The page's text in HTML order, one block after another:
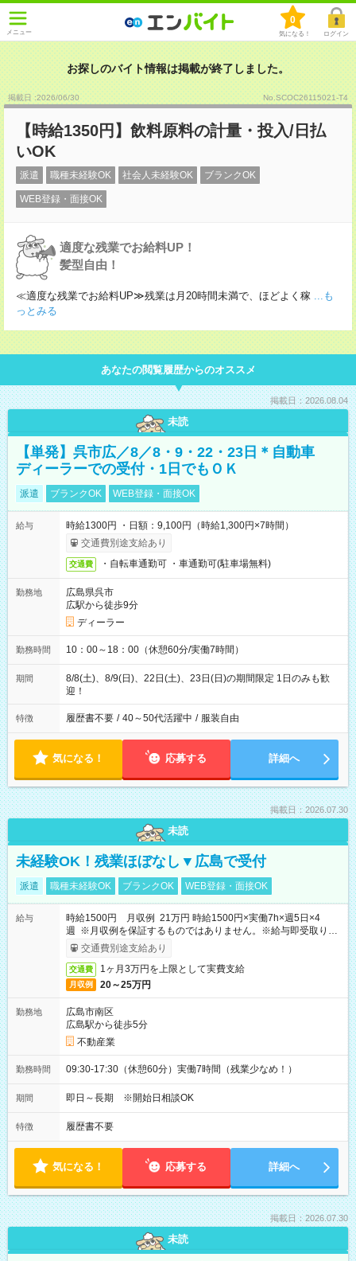
メニュー
0
気になる！ ログイン
お探しのバイト情報は掲載が終了しました。
掲載日 :2026/06/30 No.SCOC26115021-T4
【時給1350円】飲料原料の計量・投入/日払
いOK
派遣 職種未経験OK 社会人未経験OK ブランクOK
WEB登録・面接OK
適度な残業でお給料UP！
髪型自由！
≪適度な残業でお給料UP≫残業は月20時間未満で、ほどよく稼 ...も
っとみる
あなたの閲覧履歴からのオススメ
掲載日：2026.08.04
未読
【単発】呉市広／8／8・9・22・23日＊自動車
ディーラーでの受付・1日でもＯＫ
派遣 ブランクOK WEB登録・面接OK
給与
時給1300円 ・日額：9,100円（時給1,300円×7時間）
交通費別途支給あり
交通費 ・自転車通勤可 ・車通勤可(駐車場無料)
勤務地
広島県呉市
広駅から徒歩9分
ディーラー
勤務時間 10：00～18：00（休憩60分/実働7時間）
期間
8/8(土)、8/9(日)、22日(土)、23日(日)の期間限定 1日のみも歓
迎！
特徴 履歴書不要 / 40～50代活躍中 / 服装自由
気になる！ 応募する 詳細へ
掲載日：2026.07.30
未読
未経験OK！残業ほぼなし▼広島で受付
派遣 職種未経験OK ブランクOK WEB登録・面接OK
給与
時給1500円 月収例 21万円 時給1500円×実働7h×週5日×4
週 ※月収例を保証するものではありません。※給与即受取りサ
ービス利用可（利用条件有）
交通費別途支給あり
交通費 1ヶ月3万円を上限として実費支給
月収例 20～25万円
勤務地
広島市南区
広島駅から徒歩5分
不動産業
勤務時間 09:30-17:30（休憩60分）実働7時間（残業少なめ！）
期間 即日～長期 ※開始日相談OK
特徴 履歴書不要
気になる！ 応募する 詳細へ
掲載日：2026.07.30
未読